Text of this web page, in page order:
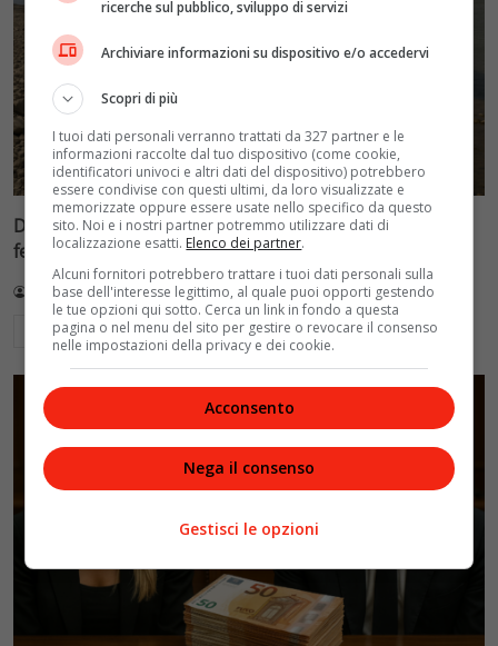
Danubio a livelli minimi record: le crociere fluviali si
fermano a Budapest
Redazione VelvetMAG 5 Agosto 2026
Leggi di più
ricerche sul pubblico, sviluppo di servizi
Archiviare informazioni su dispositivo e/o accedervi
Scopri di più
I tuoi dati personali verranno trattati da 327 partner e le
informazioni raccolte dal tuo dispositivo (come cookie,
identificatori univoci e altri dati del dispositivo) potrebbero
essere condivise con questi ultimi, da loro visualizzate e
memorizzate oppure essere usate nello specifico da questo
sito. Noi e i nostri partner potremmo utilizzare dati di
localizzazione esatti. Elenco dei partner.
Alcuni fornitori potrebbero trattare i tuoi dati personali sulla
base dell'interesse legittimo, al quale puoi opporti gestendo
le tue opzioni qui sotto. Cerca un link in fondo a questa
pagina o nel menu del sito per gestire o revocare il consenso
nelle impostazioni della privacy e dei cookie.
Acconsento
Nega il consenso
Gestisci le opzioni